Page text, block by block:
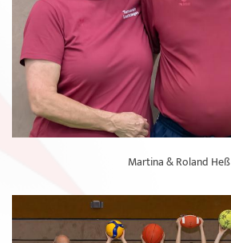
Martina & Roland Heß